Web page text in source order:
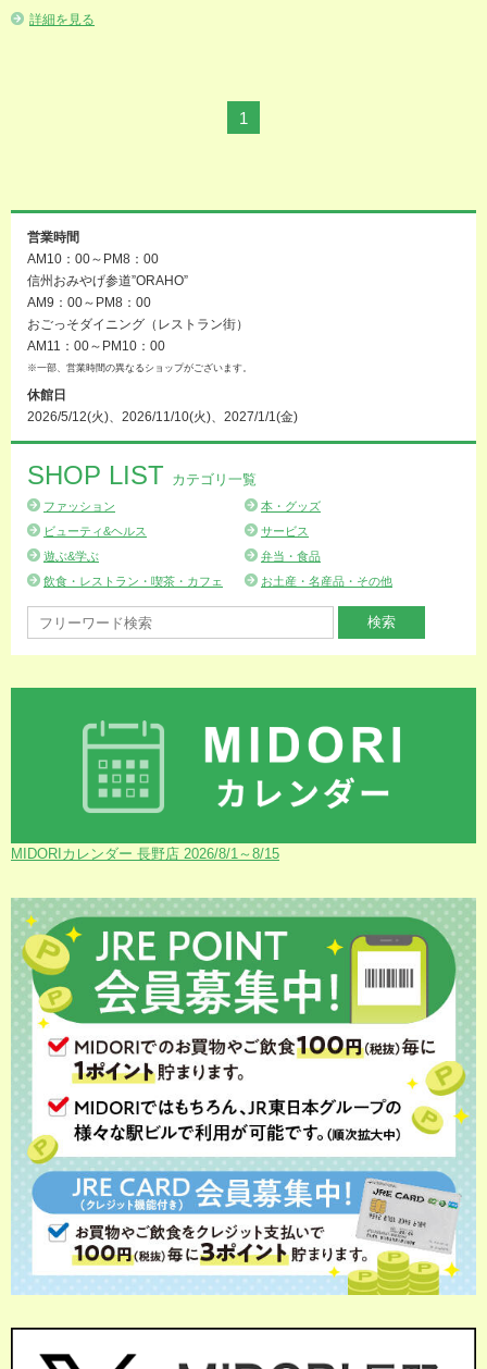
詳細を見る
1
営業時間
AM10：00～PM8：00
信州おみやげ参道”ORAHO”
AM9：00～PM8：00
おごっそダイニング（レストラン街）
AM11：00～PM10：00
※一部、営業時間の異なるショップがございます。
休館日
2026/5/12(火)、2026/11/10(火)、2027/1/1(金)
SHOP LIST カテゴリ一覧
ファッション
本・グッズ
ビューティ&ヘルス
サービス
遊ぶ&学ぶ
弁当・食品
飲食・レストラン・喫茶・カフェ
お土産・名産品・その他
MIDORIカレンダー 長野店 2026/8/1～8/15